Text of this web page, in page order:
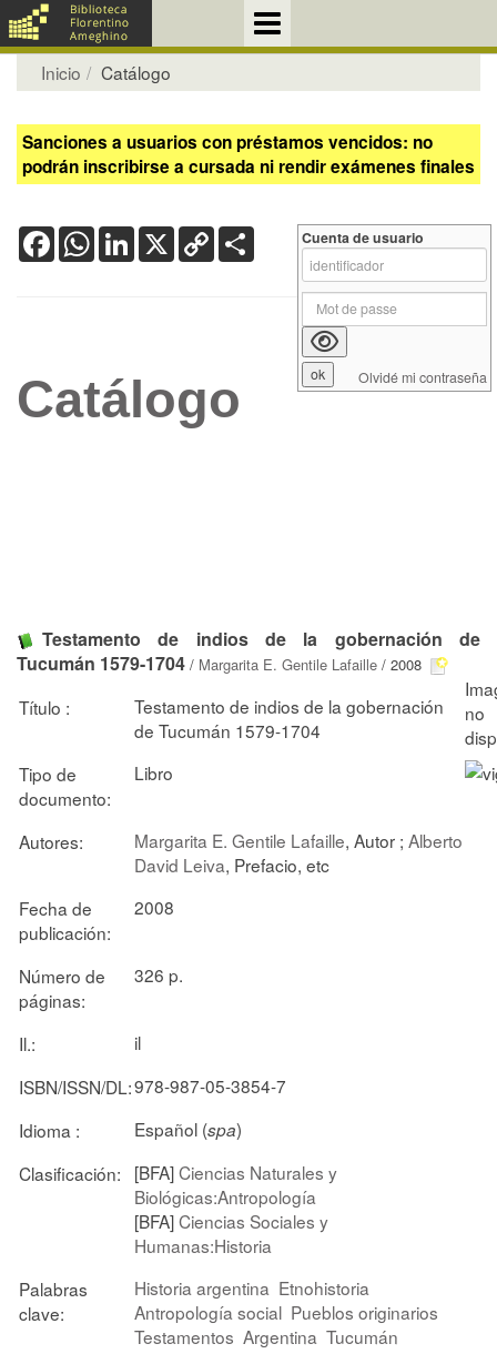
Inicio Catálogo
Sanciones a usuarios con préstamos vencidos: no
podrán inscribirse a cursada ni rendir exámenes finales
FacebookWhatsApp
LinkedIn
X Copy
Link
Catálogo
Testamento de indios de la gobernación de
Tucumán 1579-1704 / Margarita E. Gentile Lafaille / 2008
Título :
Testamento de indios de la gobernación
de Tucumán 1579-1704
Tipo de
documento:
Libro
Autores: Margarita E. Gentile Lafaille, Autor ; Alberto
David Leiva, Prefacio, etc
Fecha de
publicación:
2008
Número de
páginas:
326 p.
Il.:
il
ISBN/ISSN/DL:978-987-05-3854-7
Idioma :
Español (spa)
Clasificación:
[BFA]Ciencias Naturales y
Biológicas:Antropología
[BFA]Ciencias Sociales y
Humanas:Historia
Palabras
clave:
Historia argentina Etnohistoria
Antropología social Pueblos originarios
Testamentos Argentina Tucumán
Cuenta de usuario
Olvidé mi contraseña